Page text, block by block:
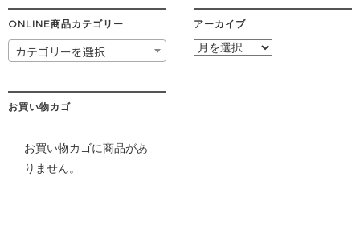
ONLINE商品カテゴリー
カテゴリーを選択
アーカイブ
ア
お買い物カゴ
お買い物カゴに商品があ
りません。